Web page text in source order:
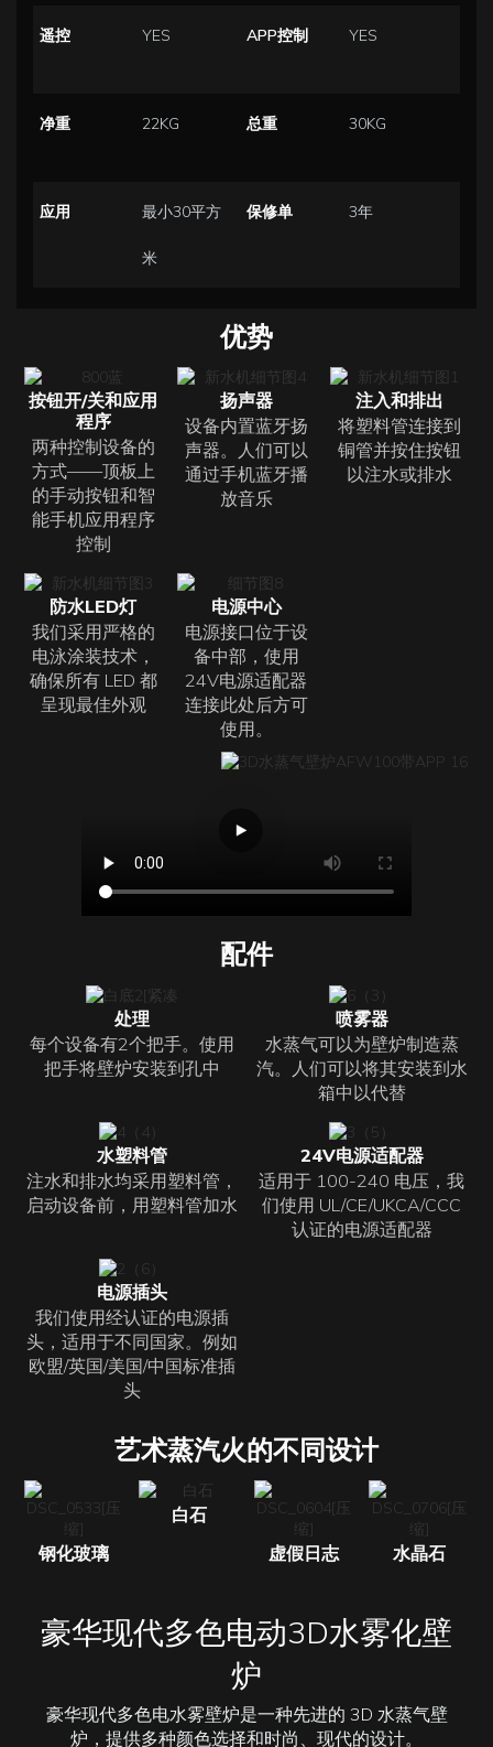
遥控 YES APP控制 YES
净重 22KG 总重 30KG
应用 最小30平方
米
保修单 3年
优势
按钮开/关和应用
程序
两种控制设备的
方式——顶板上
的手动按钮和智
能手机应用程序
控制
扬声器
设备内置蓝牙扬
声器。人们可以
通过手机蓝牙播
放音乐
注入和排出
将塑料管连接到
铜管并按住按钮
以注水或排水
防水LED灯
我们采用严格的
电泳涂装技术，
确保所有 LED 都
呈现最佳外观
电源中心
电源接口位于设
备中部，使用
24V电源适配器
连接此处后方可
使用。
配件
处理
每个设备有2个把手。使用
把手将壁炉安装到孔中
喷雾器
水蒸气可以为壁炉制造蒸
汽。人们可以将其安装到水
箱中以代替
水塑料管
注水和排水均采用塑料管，
启动设备前，用塑料管加水
24V电源适配器
适用于 100-240 电压，我
们使用 UL/CE/UKCA/CCC
认证的电源适配器
电源插头
我们使用经认证的电源插
头，适用于不同国家。例如
欧盟/英国/美国/中国标准插
头
艺术蒸汽火的不同设计
钢化玻璃
白石
虚假日志
水晶石
豪华现代多色电动3D水雾化壁
炉
豪华现代多色电水雾壁炉是一种先进的 3D 水蒸气壁
炉，提供多种颜色选择和时尚、现代的设计。